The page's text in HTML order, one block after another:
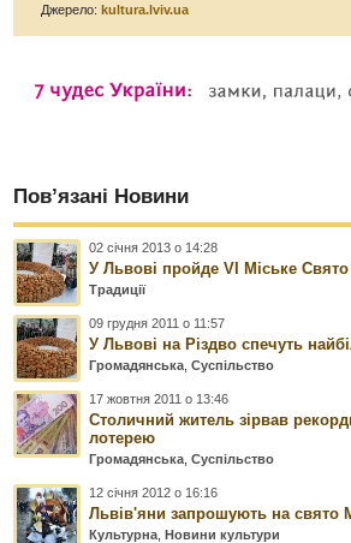
Джерело:kultura.lviv.ua
Пов’язані Новини
02 січня 2013 о 14:28
У Львові пройде VI Міське
Традиції
09 грудня 2011 о 11:57
У Львові на Різдво спечуть
Громадянська ,Суспільство
17 жовтня 2011 о 13:46
Столичний житель зірвав
лотерею
Громадянська ,Суспільство
12 січня 2012 о 16:16
Львів'яни запрошують на свято
Культурна ,Новини культури